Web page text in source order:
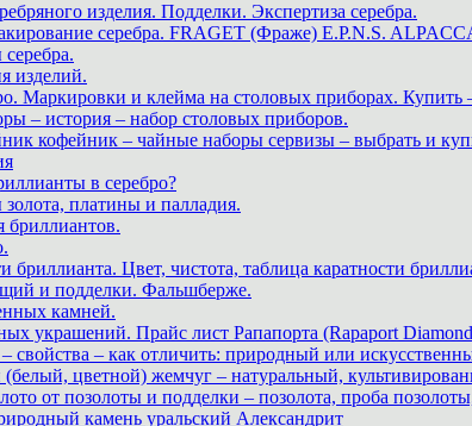
изделия. Подделки. Экспертиза серебра.
серебра. FRAGET (Фраже) E.P.N.S.
изделий.
Маркировки и клейма на столовых приборах. Купить
– история – набор столовых приборов.
кофейник – чайные наборы сервизы – выбрать и
в серебро?
платины и палладия.
бриллианта. Цвет, чистота, таблица каратности
и подделки. Фальшберже.
камней.
украшений. Прайс лист Рапапорта (Rapaport
свойства – как отличить: природный или
цветной) жемчуг – натуральный,
от позолоты и подделки – позолота, проба
камень уральский Александрит